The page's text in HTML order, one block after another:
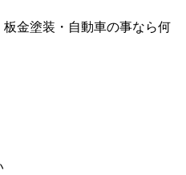
金塗装・自動車の事なら何